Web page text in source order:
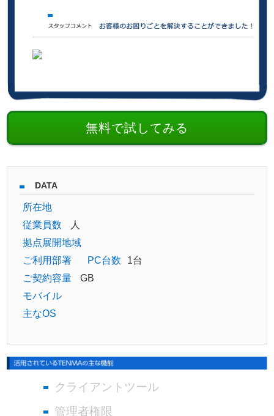
無料で試してみる
DATA
所在地
従業員数
人
拠点展開地域
ご利用部署
PC台数
1台
ご契約容量
GB
モバイル
主なOS
クライアントツール
管理者権限